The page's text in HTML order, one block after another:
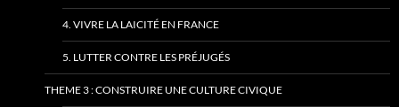
4. VIVRE LA LAICITÉ EN FRANCE
5. LUTTER CONTRE LES PRÉJUGÉS
THEME 3 : CONSTRUIRE UNE CULTURE CIVIQUE